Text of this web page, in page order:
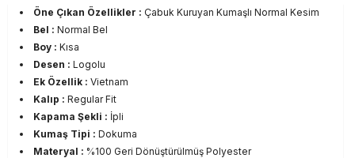
Öne Çıkan Özellikler : Çabuk Kuruyan Kumaşlı Normal Kesim
Bel : Normal Bel
Boy : Kısa
Desen : Logolu
Ek Özellik : Vietnam
Kalıp : Regular Fit
Kapama Şekli : İpli
Kumaş Tipi : Dokuma
Materyal : %100 Geri Dönüştürülmüş Polyester